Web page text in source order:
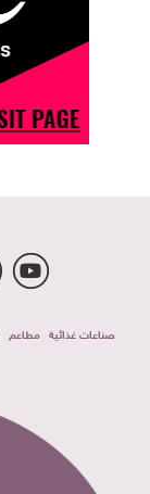
صناعات غذائية مطاعم